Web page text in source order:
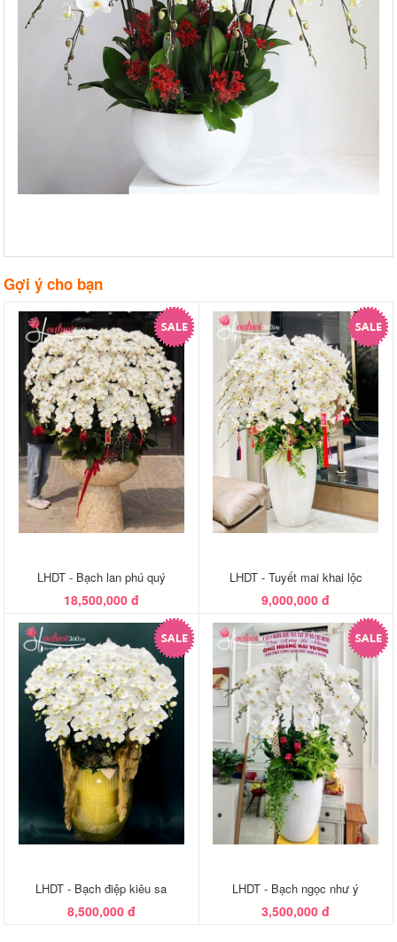
Gợi ý cho bạn
LHDT - Bạch lan phú quý
18,500,000 đ
LHDT - Tuyết mai khai lộc
9,000,000 đ
LHDT - Bạch điệp kiêu sa
8,500,000 đ
LHDT - Bạch ngọc như ý
3,500,000 đ